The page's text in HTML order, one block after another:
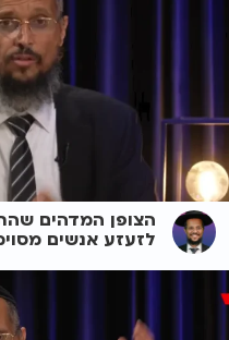
הצופן המדהים
לזעזע אנשים